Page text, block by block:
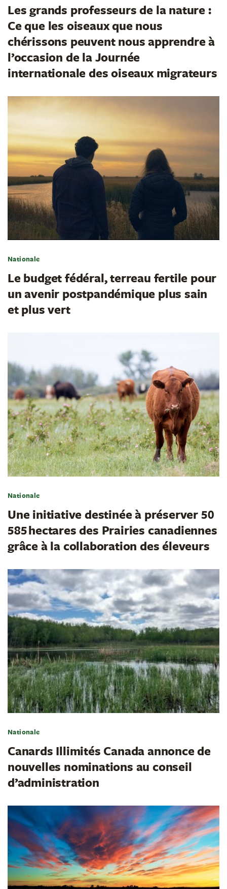
Les grands professeurs de la nature :
Ce que les oiseaux que nous
chérissons peuvent nous apprendre à
l’occasion de la Journée
internationale des oiseaux migrateurs
Nationale
Le budget fédéral, terreau fertile pour
un avenir postpandémique plus sain
et plus vert
Nationale
Une initiative destinée à préserver 50
585 hectares des Prairies canadiennes
grâce à la collaboration des éleveurs
Nationale
Canards Illimités Canada annonce de
nouvelles nominations au conseil
d’administration